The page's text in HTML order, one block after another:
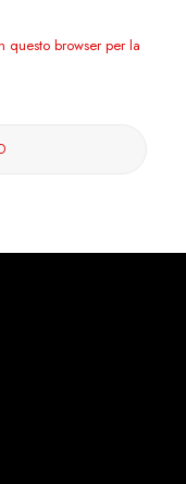
questo browser per la